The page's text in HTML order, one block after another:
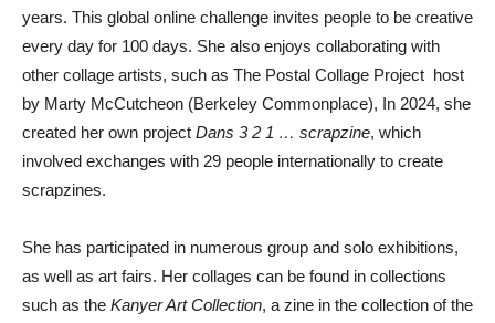
years. This global online challenge invites people to be creative
every day for 100 days. She also enjoys collaborating with
other collage artists, such as The Postal Collage Project host
by Marty McCutcheon (Berkeley Commonplace), In 2024, she
created her own project Dans 3 2 1 … scrapzine, which
involved exchanges with 29 people internationally to create
scrapzines.
She has participated in numerous group and solo exhibitions,
as well as art fairs. Her collages can be found in collections
such as the Kanyer Art Collection, a zine in the collection of the